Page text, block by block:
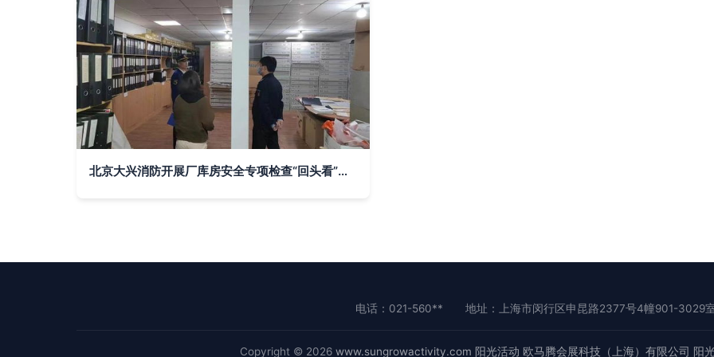
北京大兴消防开展厂库房安全专项检查“回头看”行动 确保各项管理制度落地见效
电话：021-560** 地址：上海市闵行区申昆路2377号4幢901-3029
Copyright © 2026 www.sungrowactivity.com 阳光活动 欧马腾会展科技（上海）有限公司 阳